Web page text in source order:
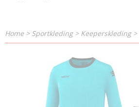
Home> Sportkleding> Keeperskleding>